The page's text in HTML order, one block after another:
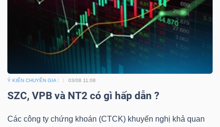
Ý KIẾN CHUYÊN GIA 03/08 11:08
SZC, VPB và NT2 có gì hấp dẫn ?
Các công ty chứng khoán (CTCK) khuyến nghị khả quan